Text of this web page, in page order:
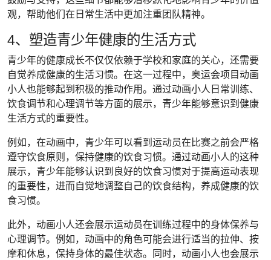
观，帮助他们在日常生活中更加注重团队精神。
4、塑造青少年健康的生活方式
青少年的健康成长不仅仅依赖于学校和家庭的关心，还需要
自觉养成健康的生活习惯。在这一过程中，奥运会项目动画
小人也能够起到积极的推动作用。通过动画小人日常训练、
饮食调节和心理调节等方面的展示，青少年能够意识到健康
生活方式的重要性。
例如，在动画中，青少年可以看到运动员在比赛之前会严格
遵守饮食原则，保持健康的饮食习惯。通过动画小人的这种
展示，青少年能够认识到良好的饮食习惯对于提高运动表现
的重要性，进而自觉地调整自己的饮食结构，养成健康的饮
食习惯。
此外，动画小人还会展示运动员在训练过程中的身体保养与
心理调节。例如，动画中的角色可能会进行适当的拉伸、按
摩和休息，保持身体的最佳状态。同时，动画小人也会展示